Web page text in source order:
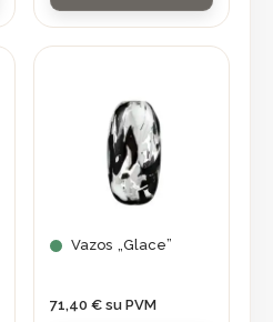
Vazos „Glace”
71,40 € su PVM